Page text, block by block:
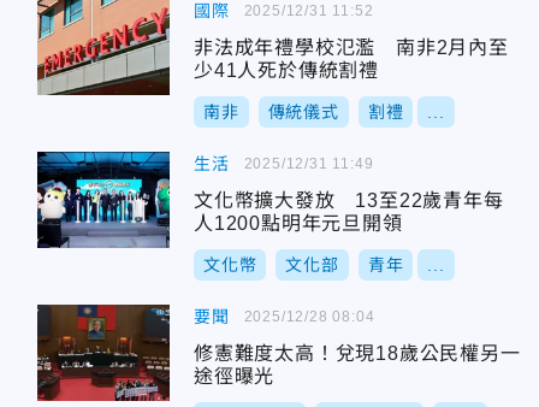
國際
非法成年禮學校氾濫 南非2月內至
少41人死於傳統割禮
南非 傳統儀式 割禮
2025/12/31 11:52
生活
文化幣擴大發放 13至22歲青年每
人1200點明年元旦開領
文化幣 文化部 青年
2025/12/31 11:49
要聞
修憲難度太高！兌現18歲公民權另一
途徑曝光
2025/12/28 08:04